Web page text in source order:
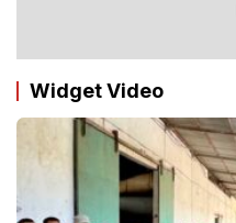
Widget Video